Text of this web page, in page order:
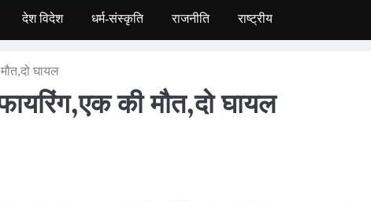
देश विदेश धर्म-संस्कृति राजनीति राष्ट्रीय
घायल
की मौत,दो घायल